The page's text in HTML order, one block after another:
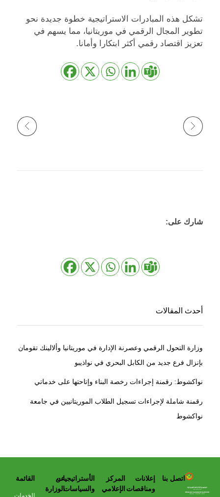
تشكل هذه المبادرات الاستراتيجية خطوة جديدة نحو
تطوير المجال الرقمي في موريتانيا، مما يسهم في
تعزيز اقتصاد رقمي أكثر ابتكارا وأمانا.
شارك على:
أحدث المقالات
وزارة التحول الرقمي وعصرنة الإدارة في موريتانيا وألالينك تقومان
بإنزال فرع جديد من الكابل البحري في نواذيبو
نواكشوط: رقمنة إجراءات رخصة البناء وإتاحتها على خدماتي
رقمنة شاملة لإجراءات تسجيل الطلاب الموريتانيين في جامعة
نواكشوط
وزارة التحول الرقمي وعصرنة الادارة
اتصل بنا
إعلانات
ومناقصات
المركز
الإعلامي
الأستراتيجيات
والسياسات
عن
الوزارة
القائمة
الخدمات